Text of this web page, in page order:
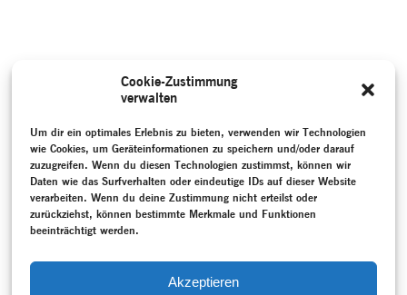
Cookie-Zustimmung
verwalten
Um dir ein optimales Erlebnis zu bieten, verwenden wir Technologien
wie Cookies, um Geräteinformationen zu speichern und/oder darauf
zuzugreifen. Wenn du diesen Technologien zustimmst, können wir
Daten wie das Surfverhalten oder eindeutige IDs auf dieser Website
verarbeiten. Wenn du deine Zustimmung nicht erteilst oder
zurückziehst, können bestimmte Merkmale und Funktionen
beeinträchtigt werden.
Akzeptieren